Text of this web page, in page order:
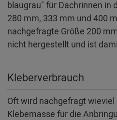
blaugrau" für Dachrinnen in
280 mm, 333 mm und 400
nachgefragte Größe 200
nicht hergestellt und ist
Kleberverbrauch
Oft wird nachgefragt wieviel
Klebemasse für die